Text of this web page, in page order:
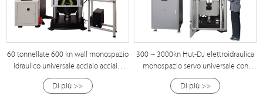
60 tonnellate 600 kn wall monospazio
idraulico universale acciaio acciaio
prova trazione
Di più >>
300 ~ 3000kn Hut-DJ elettroidraulica
monospazio servo universale con
impugnatura laterale
Di più >>